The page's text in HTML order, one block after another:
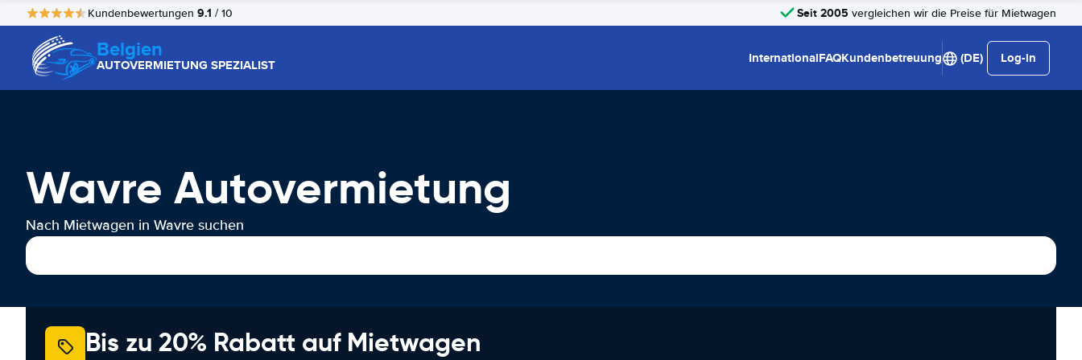
Kundenbewertungen 9.1 / 10 Seit 2005 vergleichen wir die Preise für Mietwagen
Belgien
AUTOVERMIETUNG SPEZIALIST InternationalFAQKundenbetreuung (DE) Log-in
Wavre Autovermietung
Nach Mietwagen in Wavre suchen
Bis zu 20% Rabatt auf Mietwagen